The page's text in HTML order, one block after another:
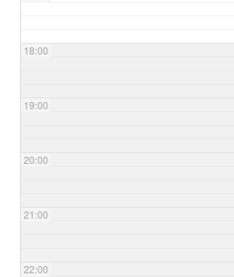
18:00
19:00
20:00
21:00
22:00